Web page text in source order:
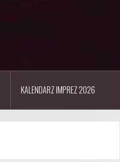
KALENDARZ IMPREZ 2026